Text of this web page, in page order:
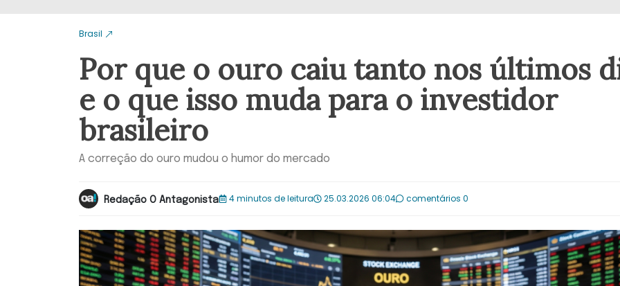
Brasil
Por que o ouro caiu tanto nos últimos
e o que isso muda para o investidor
brasileiro
A correção do ouro mudou o humor do mercado
Redação O Antagonista 4 minutos de leitura 25.03.2026 06:04 comentários 0